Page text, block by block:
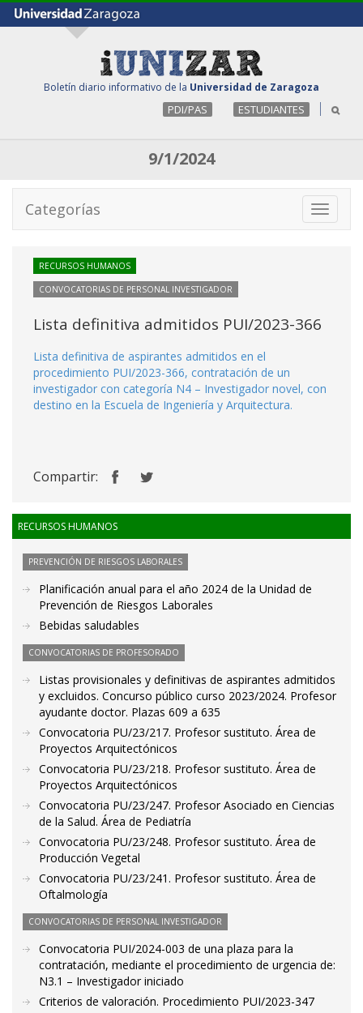
Boletín diario informativo de la Universidad de Zaragoza
PDI/PAS ESTUDIANTES
9/1/2024
Toggle
Categorías
RECURSOS HUMANOS
CONVOCATORIAS DE PERSONAL INVESTIGADOR
Lista definitiva admitidos PUI/2023-366
Lista definitiva de aspirantes admitidos en el
procedimiento PUI/2023-366, contratación de un
investigador con categoría N4 – Investigador novel, con
destino en la Escuela de Ingeniería y Arquitectura.
Compartir:
RECURSOS HUMANOS
PREVENCIÓN DE RIESGOS LABORALES
Planificación anual para el año 2024 de la Unidad de
Prevención de Riesgos Laborales
Bebidas saludables
CONVOCATORIAS DE PROFESORADO
Listas provisionales y definitivas de aspirantes admitidos
y excluidos. Concurso público curso 2023/2024. Profesor
ayudante doctor. Plazas 609 a 635
Convocatoria PU/23/217. Profesor sustituto. Área de
Proyectos Arquitectónicos
Convocatoria PU/23/218. Profesor sustituto. Área de
Proyectos Arquitectónicos
Convocatoria PU/23/247. Profesor Asociado en Ciencias
de la Salud. Área de Pediatría
Convocatoria PU/23/248. Profesor sustituto. Área de
Producción Vegetal
Convocatoria PU/23/241. Profesor sustituto. Área de
Oftalmología
CONVOCATORIAS DE PERSONAL INVESTIGADOR
Convocatoria PUI/2024-003 de una plaza para la
contratación, mediante el procedimiento de urgencia de:
N3.1 – Investigador iniciado
Criterios de valoración. Procedimiento PUI/2023-347